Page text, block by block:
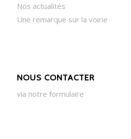
Nos actualités
Une remarque sur la voirie
NOUS CONTACTER
via notre formulaire